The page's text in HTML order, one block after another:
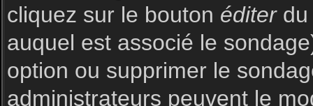
cliquez sur le bouton éditerdu
auquel est associé le
option ou supprimer le
administrateurs peuvent le